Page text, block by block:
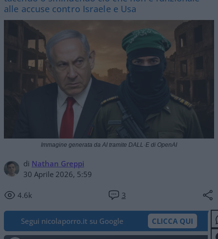
alle accuse contro Israele e Usa
di Nathan Greppi
30 Aprile 2026, 5:59
4.6k 3
Immagine generata da AI tramite DALL·E di OpenAI
Segui nicolaporro.it su Google CLICCA QUI